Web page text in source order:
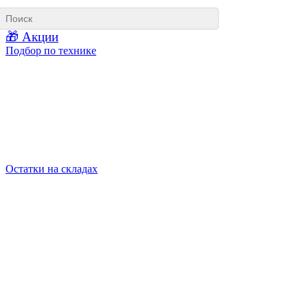
🎁 Акции
Подбор по технике
Остатки на складах